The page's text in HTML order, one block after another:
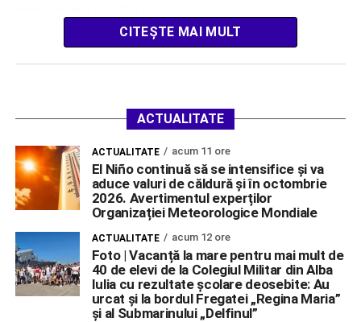
CITEȘTE MAI MULT
ACTUALITATE
ACTUALITATE acum 11 ore
El Niño continuă să se intensifice și va
aduce valuri de căldură și în octombrie
2026. Avertimentul experților
Organizației Meteorologice Mondiale
ACTUALITATE acum 12 ore
Foto | Vacanță la mare pentru mai mult de
40 de elevi de la Colegiul Militar din Alba
Iulia cu rezultate școlare deosebite: Au
urcat și la bordul Fregatei „Regina Maria”
și al Submarinului „Delfinul”